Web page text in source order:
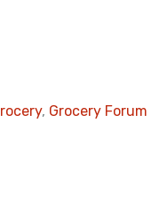
, Grocery Forum